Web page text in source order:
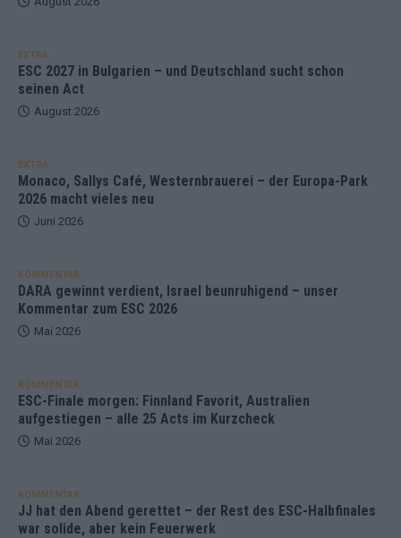
EXTRA
ESC 2027 in Bulgarien – und Deutschland sucht schon
seinen Act
August 2026
EXTRA
Monaco, Sallys Café, Westernbrauerei – der Europa-Park
2026 macht vieles neu
Juni 2026
KOMMENTAR
DARA gewinnt verdient, Israel beunruhigend – unser
Kommentar zum ESC 2026
Mai 2026
KOMMENTAR
ESC-Finale morgen: Finnland Favorit, Australien
aufgestiegen – alle 25 Acts im Kurzcheck
Mai 2026
KOMMENTAR
JJ hat den Abend gerettet – der Rest des ESC-Halbfinales
war solide, aber kein Feuerwerk